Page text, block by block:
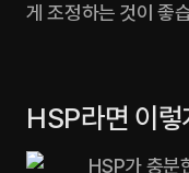
게 조정하는 것이 좋
HSP라면 이렇